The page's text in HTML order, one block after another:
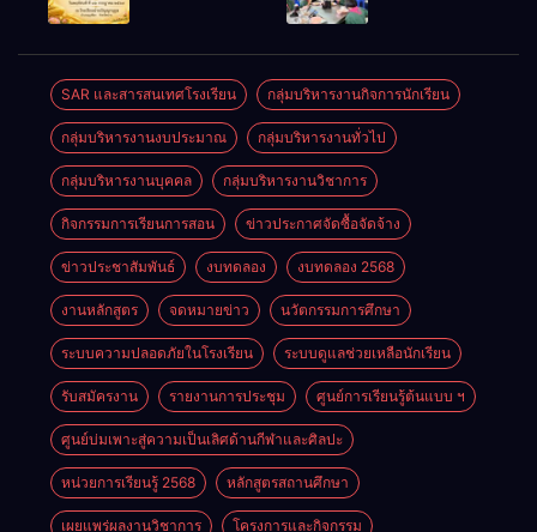
SAR และสารสนเทศโรงเรียน กลุ่มบริหารงานกิจการนักเรียน
กลุ่มบริหารงานงบประมาณ กลุ่มบริหารงานทั่วไป
กลุ่มบริหารงานบุคคล กลุ่มบริหารงานวิชาการ
กิจกรรมการเรียนการสอน ข่าวประกาศจัดซื้อจัดจ้าง
ข่าวประชาสัมพันธ์ งบทดลอง งบทดลอง 2568
งานหลักสูตร จดหมายข่าว นวัตกรรมการศึกษา
ระบบความปลอดภัยในโรงเรียน ระบบดูแลช่วยเหลือนักเรียน
รับสมัครงาน รายงานการประชุม ศูนย์การเรียนรู้ต้นแบบ ฯ
ศูนย์บ่มเพาะสู่ความเป็นเลิศด้านกีฬาและศิลปะ
หน่วยการเรียนรู้ 2568 หลักสูตรสถานศึกษา
เผยแพร่ผลงานวิชาการ โครงการและกิจกรรม